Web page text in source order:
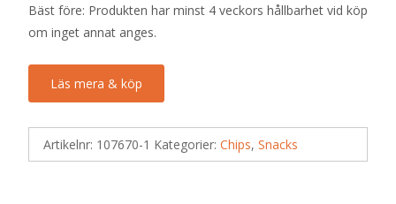
Bäst före: Produkten har minst 4 veckors hållbarhet vid köp
om inget annat anges.
Läs mera & köp
Artikelnr: 107670-1 Kategorier: Chips, Snacks